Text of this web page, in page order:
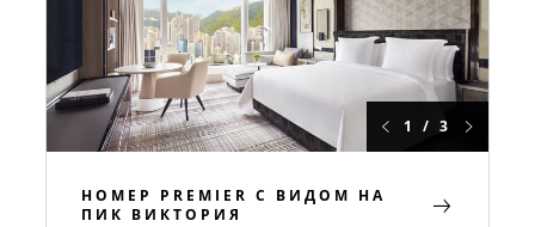
1 / 3
НОМЕР PREMIER С ВИДОМ НА
ПИК ВИКТОРИЯ